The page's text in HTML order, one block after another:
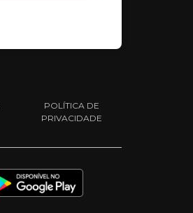
POLÍTICA DE
PRIVACIDADE